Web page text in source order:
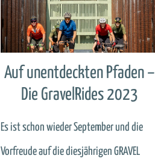
Auf unentdeckten Pfaden –
Die GravelRides 2023
Es ist schon wieder September und die
Vorfreude auf die diesjährigen GRAVEL